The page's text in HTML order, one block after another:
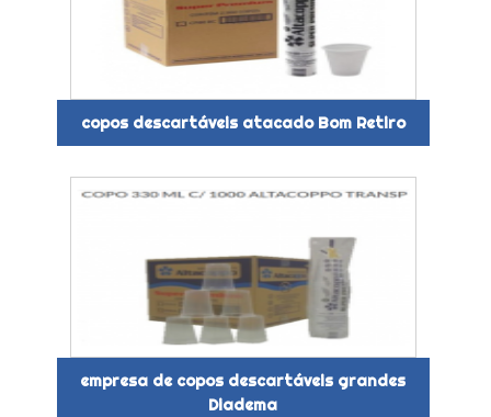
copos descartáveis atacado Bom Retiro
empresa de copos descartáveis grandes
Diadema